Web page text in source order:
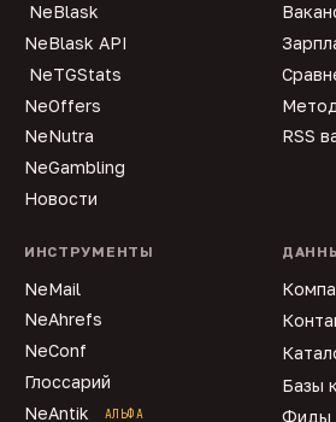
NeBlask
NeBlask API
NeTGStats
NeOffers
NeNutra
NeGambling
Новости
RSS
ИНСТРУМЕНТЫ
NeMail
NeAhrefs
NeConf
Глоссарий
NeAntik
АЛЬФА
Базы
Фиды